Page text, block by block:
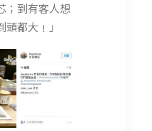
；到有客人想
都大﹗」